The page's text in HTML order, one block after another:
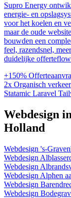
Supro Energy
energie- en
voor het koelen en
maar de oude
bouwden een
feel, razendsnel,
duidelijke offerteflow
+150%
2x Organisch verkeer
Statamic Laravel
Webdesign
Holland
Webdesign 's-
Webdesign
Webdesign
Webdesign Alphen
Webdesign
Webdesign